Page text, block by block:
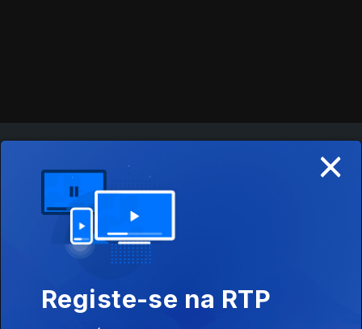
Disponível para iOS, Android, Apple TV, Android TV e
×
Registe-se na RTP